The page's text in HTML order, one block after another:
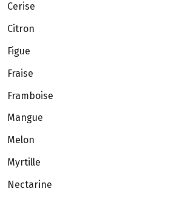
Cerise
Citron
Figue
Fraise
Framboise
Mangue
Melon
Myrtille
Nectarine